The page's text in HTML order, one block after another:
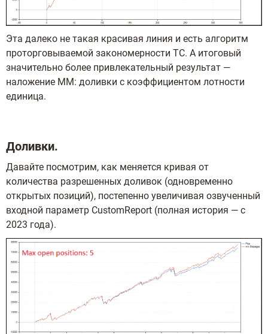
Эта далеко не такая красивая линия и есть алгоритм
проторговываемой закономерности ТС. А итоговый
значительно более привлекательный результат —
наложение ММ: доливки с коэффициентом лотности
единица.
Доливки.
Давайте посмотрим, как меняется кривая от
количества разрешенных доливок (одновременно
открытых позиций), постепенно увеличивая озвученный
входной параметр CustomReport (полная история — с
2023 года).